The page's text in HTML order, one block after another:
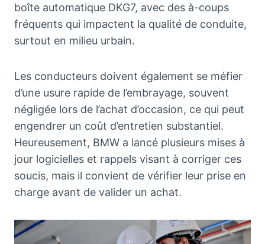
boîte automatique DKG7, avec des à-coups
fréquents qui impactent la qualité de conduite,
surtout en milieu urbain.
Les conducteurs doivent également se méfier
d’une usure rapide de l’embrayage, souvent
négligée lors de l’achat d’occasion, ce qui peut
engendrer un coût d’entretien substantiel.
Heureusement, BMW a lancé plusieurs mises à
jour logicielles et rappels visant à corriger ces
soucis, mais il convient de vérifier leur prise en
charge avant de valider un achat.